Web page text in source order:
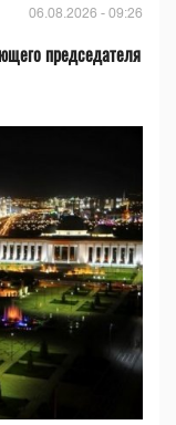
06.08.2026 - 09:26
председателя